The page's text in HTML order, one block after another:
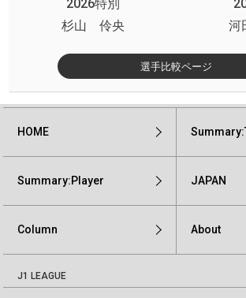
2026特別
杉山 伶央
河
選手比較ページ
HOME
Summary:Player JAPAN
Column About
J1 LEAGUE